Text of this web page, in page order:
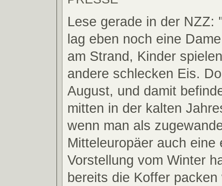
Lese gerade in der NZZ:
lag eben noch eine
am Strand, Kinder
andere schlecken Eis.
August, und damit
mitten in der kalten
wenn man als
Mitteleuropäer auch eine
Vorstellung vom Winter
bereits die Koffer